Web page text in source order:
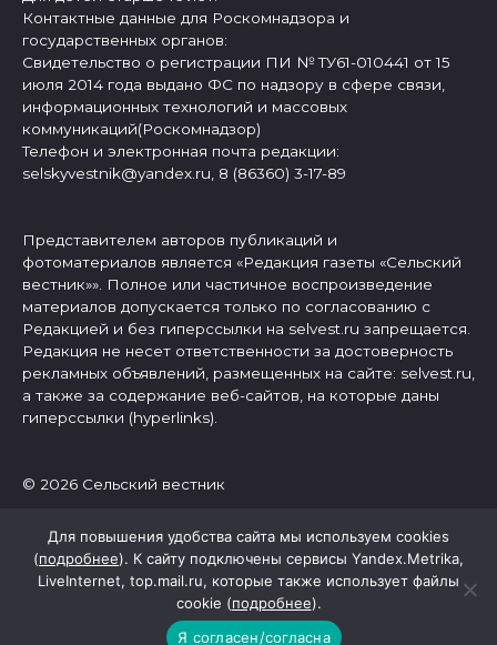
Контактные данные для Роскомнадзора и
государственных органов:
Свидетельство о регистрации ПИ № ТУ61-010441 от 15
июля 2014 года выдано ФС по надзору в сфере связи,
информационных технологий и массовых
коммуникаций(Роскомнадзор)
Телефон и электронная почта редакции:
selskyvestnik@yandex.ru, 8 (86360) 3-17-89
Представителем авторов публикаций и
фотоматериалов является «Редакция газеты «Сельский
вестник»». Полное или частичное воспроизведение
материалов допускается только по согласованию с
Редакцией и без гиперссылки на selvest.ru запрещается.
Редакция не несет ответственности за достоверность
рекламных объявлений, размещенных на сайте: selvest.ru,
а также за содержание веб-сайтов, на которые даны
гиперссылки (hyperlinks).
© 2026 Сельский вестник
Для повышения удобства сайта мы используем cookies
(подробнее). К сайту подключены сервисы Yandex.Metrika,
LiveInternet, top.mail.ru, которые также использует файлы
cookie (подробнее).
Я согласен/согласна